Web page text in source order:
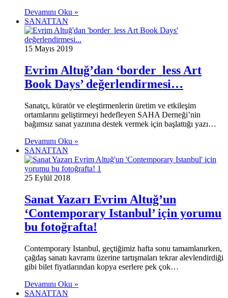
Devamını Oku »
SANATTAN
15 Mayıs 2019
Evrim Altuğ’dan ‘border_less Art
Book Days’ değerlendirmesi…
Sanatçı, küratör ve eleştirmenlerin üretim ve etkileşim
ortamlarını geliştirmeyi hedefleyen SAHA Derneği’nin
bağımsız sanat yazınına destek vermek için başlattığı yazı…
Devamını Oku »
SANATTAN
25 Eylül 2018
Sanat Yazarı Evrim Altuğ’un
‘Contemporary Istanbul’ için yorumu
bu fotoğrafta!
Contemporary Istanbul, geçtiğimiz hafta sonu tamamlanırken,
çağdaş sanatı kavramı üzerine tartışmaları tekrar alevlendirdiği
gibi bilet fiyatlarından kopya eserlere pek çok…
Devamını Oku »
SANATTAN